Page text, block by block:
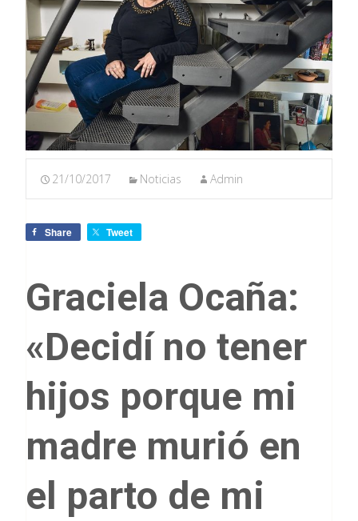
21/10/2017 Noticias Admin
Share Tweet
Graciela Ocaña:
«Decidí no tener
hijos porque mi
madre murió en
el parto de mi